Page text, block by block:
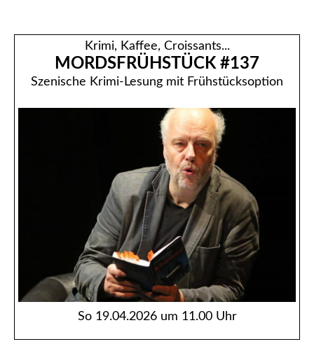
Krimi, Kaffee, Croissants...
MORDSFRÜHSTÜCK #137
Szenische Krimi-Lesung mit Frühstücksoption
So 19.04.2026 um 11.00 Uhr